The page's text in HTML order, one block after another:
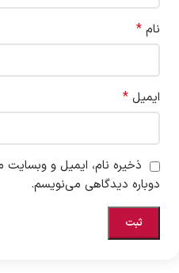
نام *
ایمیل *
ذخیره نام، ایمیل و وبسایت
دوباره دیدگاهی می‌نویسم.